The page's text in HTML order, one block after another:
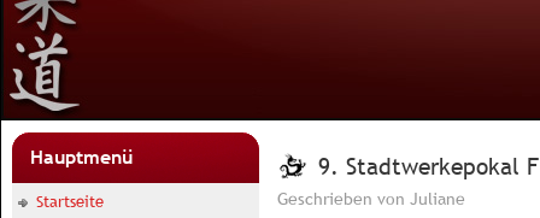
Hauptmenü
Startseite
9. Stadtwerkepokal
Geschrieben von Juliane